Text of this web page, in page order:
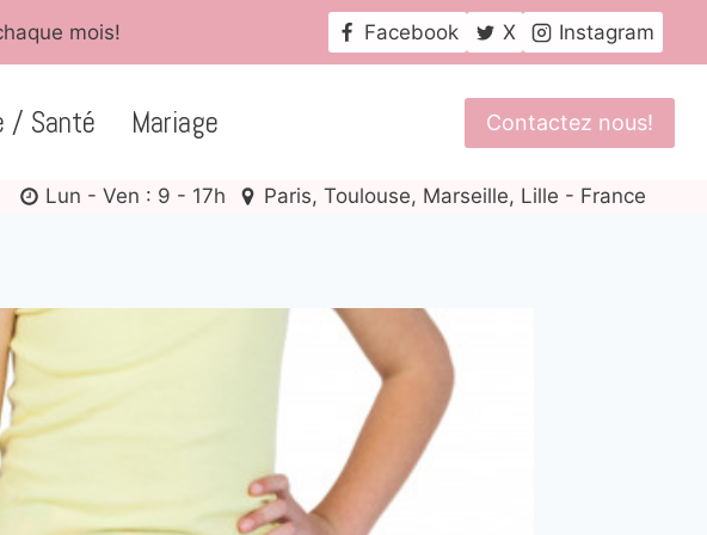
mois! Facebook X Instagram
/ Santé Mariage Contactez nous!
Lun - Ven : 9 - 17h Paris, Toulouse, Marseille, Lille - France